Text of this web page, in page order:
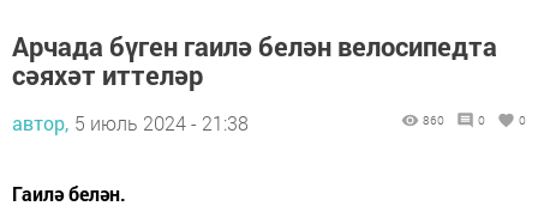
Арчада бүген гаилә белән велосипедта
сәяхәт иттеләр
автор, 5 июль 2024 - 21:38 860 0 0
Гаилә белән.